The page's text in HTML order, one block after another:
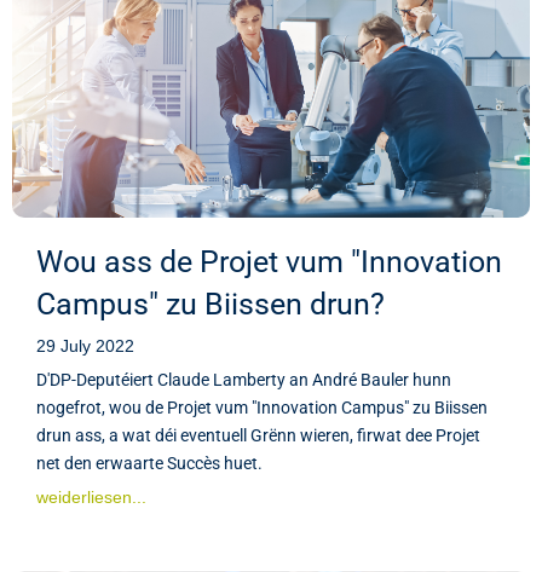
Wou ass de Projet vum "Innovation
Campus" zu Biissen drun?
29 July 2022
D'DP-Deputéiert Claude Lamberty an André Bauler hunn
nogefrot, wou de Projet vum "Innovation Campus" zu Biissen
drun ass, a wat déi eventuell Grënn wieren, firwat dee Projet
net den erwaarte Succès huet.
weiderliesen...